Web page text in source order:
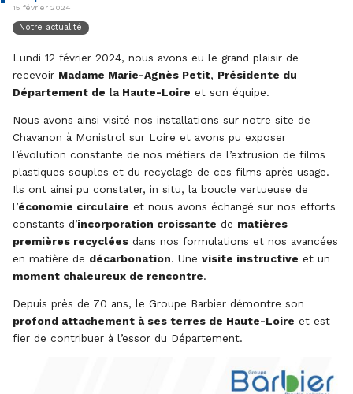
15 février 2024
Notre actualité
Lundi 12 février 2024, nous avons eu le grand plaisir de
recevoir Madame Marie-Agnès Petit, Présidente du
Département de la Haute-Loire et son équipe.
Nous avons ainsi visité nos installations sur notre site de
Chavanon à Monistrol sur Loire et avons pu exposer
l’évolution constante de nos métiers de l’extrusion de films
plastiques souples et du recyclage de ces films après usage.
Ils ont ainsi pu constater, in situ, la boucle vertueuse de
l’économie circulaire et nous avons échangé sur nos efforts
constants d’incorporation croissante de matières
premières recyclées dans nos formulations et nos avancées
en matière de décarbonation. Une visite instructive et un
moment chaleureux de rencontre.
Depuis près de 70 ans, le Groupe Barbier démontre son
profond attachement à ses terres de Haute-Loire et est
fier de contribuer à l’essor du Département.